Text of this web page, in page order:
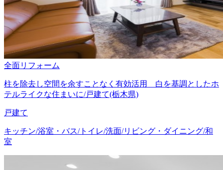
全面リフォーム
柱を除去し空間を余すことなく有効活用 白を基調としたホ
テルライクな住まいに/戸建て(栃木県)
戸建て
キッチン/浴室・バス/トイレ/洗面/リビング・ダイニング/和
室